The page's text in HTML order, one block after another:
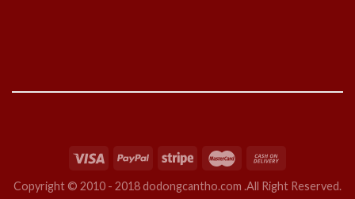
Copyright © 2010 - 2018 dodongcantho.com .All Right Reserved.